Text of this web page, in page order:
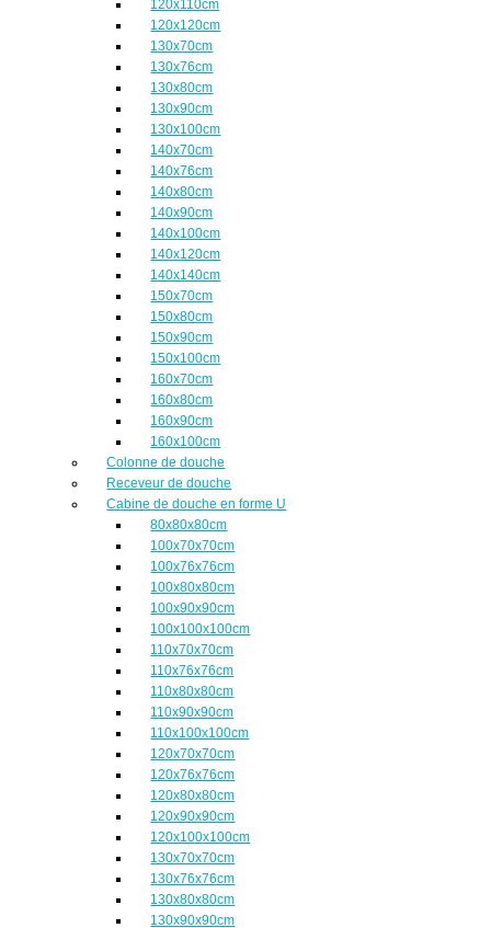
120x110cm
120x120cm
130x70cm
130x76cm
130x80cm
130x90cm
130x100cm
140x70cm
140x76cm
140x80cm
140x90cm
140x100cm
140x120cm
140x140cm
150x70cm
150x80cm
150x90cm
150x100cm
160x70cm
160x80cm
160x90cm
160x100cm
Colonne de douche
Receveur de douche
Cabine de douche en forme U
80x80x80cm
100x70x70cm
100x76x76cm
100x80x80cm
100x90x90cm
100x100x100cm
110x70x70cm
110x76x76cm
110x80x80cm
110x90x90cm
110x100x100cm
120x70x70cm
120x76x76cm
120x80x80cm
120x90x90cm
120x100x100cm
130x70x70cm
130x76x76cm
130x80x80cm
130x90x90cm